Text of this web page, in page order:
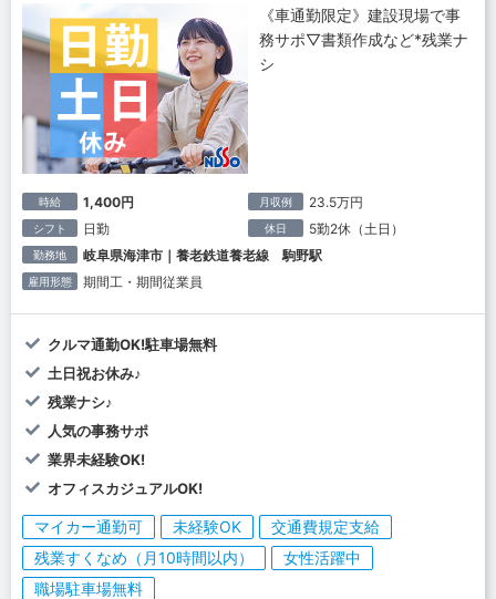
《車通勤限定》建設現場で事
務サポ▽書類作成など*残業ナ
シ
時給 1,400円 月収例 23.5万円
シフト 日勤 休日 5勤2休（土日）
勤務地 岐阜県海津市｜養老鉄道養老線 駒野駅
雇用形態 期間工・期間従業員
クルマ通勤OK!駐車場無料
土日祝お休み♪
残業ナシ♪
人気の事務サポ
業界未経験OK!
オフィスカジュアルOK!
マイカー通勤可 未経験OK
交通費規定支給
残業すくなめ（月10時間以内）
女性活躍中
職場駐車場無料